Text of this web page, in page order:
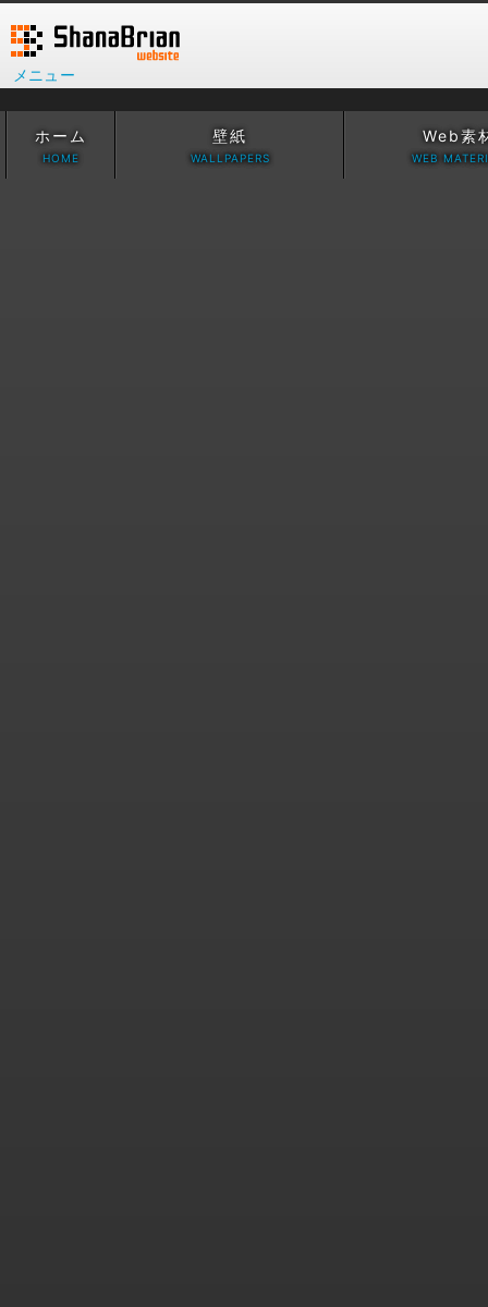
メニュー
ホーム 壁紙 Web素